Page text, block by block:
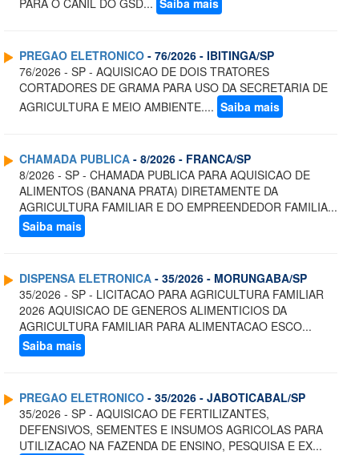
PARA O CANIL DO GSD... Saiba mais
PREGAO ELETRONICO - 76/2026 - IBITINGA/SP
76/2026 - SP - AQUISICAO DE DOIS TRATORES
CORTADORES DE GRAMA PARA USO DA SECRETARIA DE
AGRICULTURA E MEIO AMBIENTE.... Saiba mais
CHAMADA PUBLICA - 8/2026 - FRANCA/SP
8/2026 - SP - CHAMADA PUBLICA PARA AQUISICAO DE
ALIMENTOS (BANANA PRATA) DIRETAMENTE DA
AGRICULTURA FAMILIAR E DO EMPREENDEDOR FAMILIA...
Saiba mais
DISPENSA ELETRONICA - 35/2026 - MORUNGABA/SP
35/2026 - SP - LICITACAO PARA AGRICULTURA FAMILIAR
2026 AQUISICAO DE GENEROS ALIMENTICIOS DA
AGRICULTURA FAMILIAR PARA ALIMENTACAO ESCO...
Saiba mais
PREGAO ELETRONICO - 35/2026 - JABOTICABAL/SP
35/2026 - SP - AQUISICAO DE FERTILIZANTES,
DEFENSIVOS, SEMENTES E INSUMOS AGRICOLAS PARA
UTILIZACAO NA FAZENDA DE ENSINO, PESQUISA E EX...